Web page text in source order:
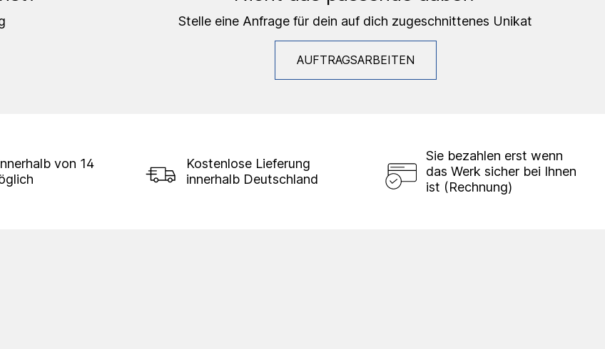
Stelle eine Anfrage für dein auf dich zugeschnittenes Unikat
AUFTRAGSARBEITEN
von 14
Kostenlose Lieferung
innerhalb Deutschland
Sie bezahlen erst wenn
das Werk sicher bei Ihnen
ist (Rechnung)